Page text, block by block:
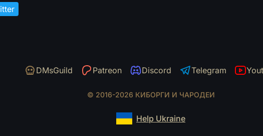
DMsGuild Patreon Discord Telegram
© 2016-2026 КИБОРГИ И ЧАРОДЕИ
Help Ukraine